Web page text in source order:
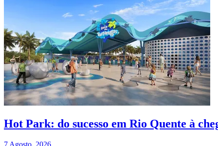
Hot Park: do sucesso em Rio Quente à
7 Agosto, 2026